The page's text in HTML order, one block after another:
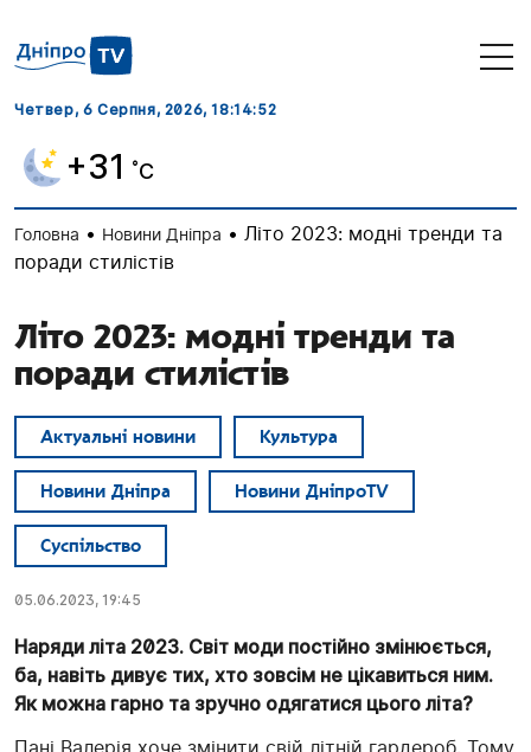
Четвер, 6 Серпня, 2026, 18:14:53
+31 ˚C
Головна • Новини Дніпра • Літо 2023: модні тренди та
поради стилістів
Літо 2023: модні тренди та
поради стилістів
Актуальні новини Культура
Новини Дніпра Новини ДніпроTV
Суспільство
05.06.2023, 19:45
Наряди літа 2023. Світ моди постійно змінюється,
ба, навіть дивує тих, хто зовсім не цікавиться ним.
Як можна гарно та зручно одягатися цього літа?